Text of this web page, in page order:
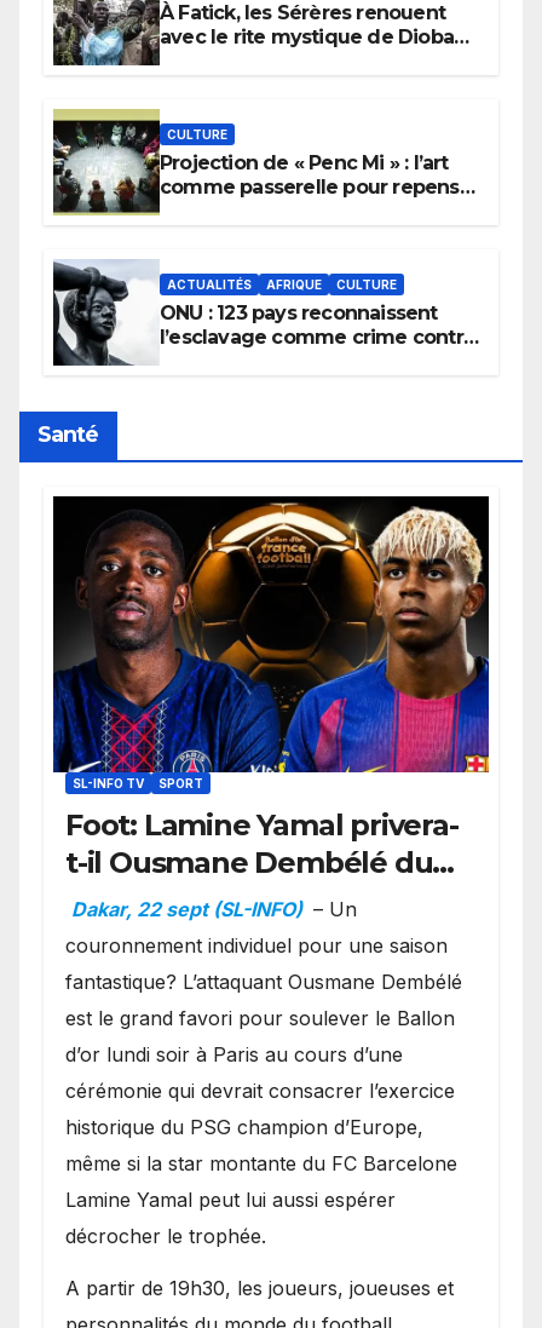
À Fatick, les Sérères renouent
avec le rite mystique de Diobaye
CULTURE
Projection de « Penc Mi » : l’art
comme passerelle pour repenser
ACTUALITÉS AFRIQUE CULTURE
ONU : 123 pays reconnaissent
l’esclavage comme crime contre
Santé
SL-INFO TV SPORT
Foot: Lamine Yamal privera-
t-il Ousmane Dembélé du
Ballon d’or ?
Dakar, 22 sept (SL-INFO) – Un
couronnement individuel pour une saison
fantastique? L’attaquant Ousmane Dembélé
est le grand favori pour soulever le Ballon
d’or lundi soir à Paris au cours d’une
cérémonie qui devrait consacrer l’exercice
historique du PSG champion d’Europe,
même si la star montante du FC Barcelone
Lamine Yamal peut lui aussi espérer
décrocher le trophée.
A partir de 19h30, les joueurs, joueuses et